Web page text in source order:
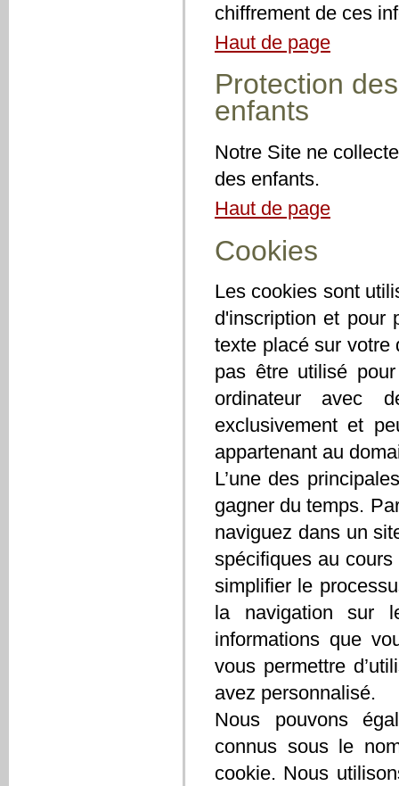
chiffrement de ces
Haut de page
Protection
enfants
Notre Site ne
des enfants.
Haut de page
Cookies
Les cookies sont
d'inscription et pour
texte placé sur votre
pas être utilisé
ordinateur avec
exclusivement et
appartenant au
L’une des
gagner du temps.
naviguez dans un
spécifiques au
simplifier le
la navigation sur
informations que
vous permettre
avez personnalisé.
Nous pouvons
connus sous le
cookie. Nous